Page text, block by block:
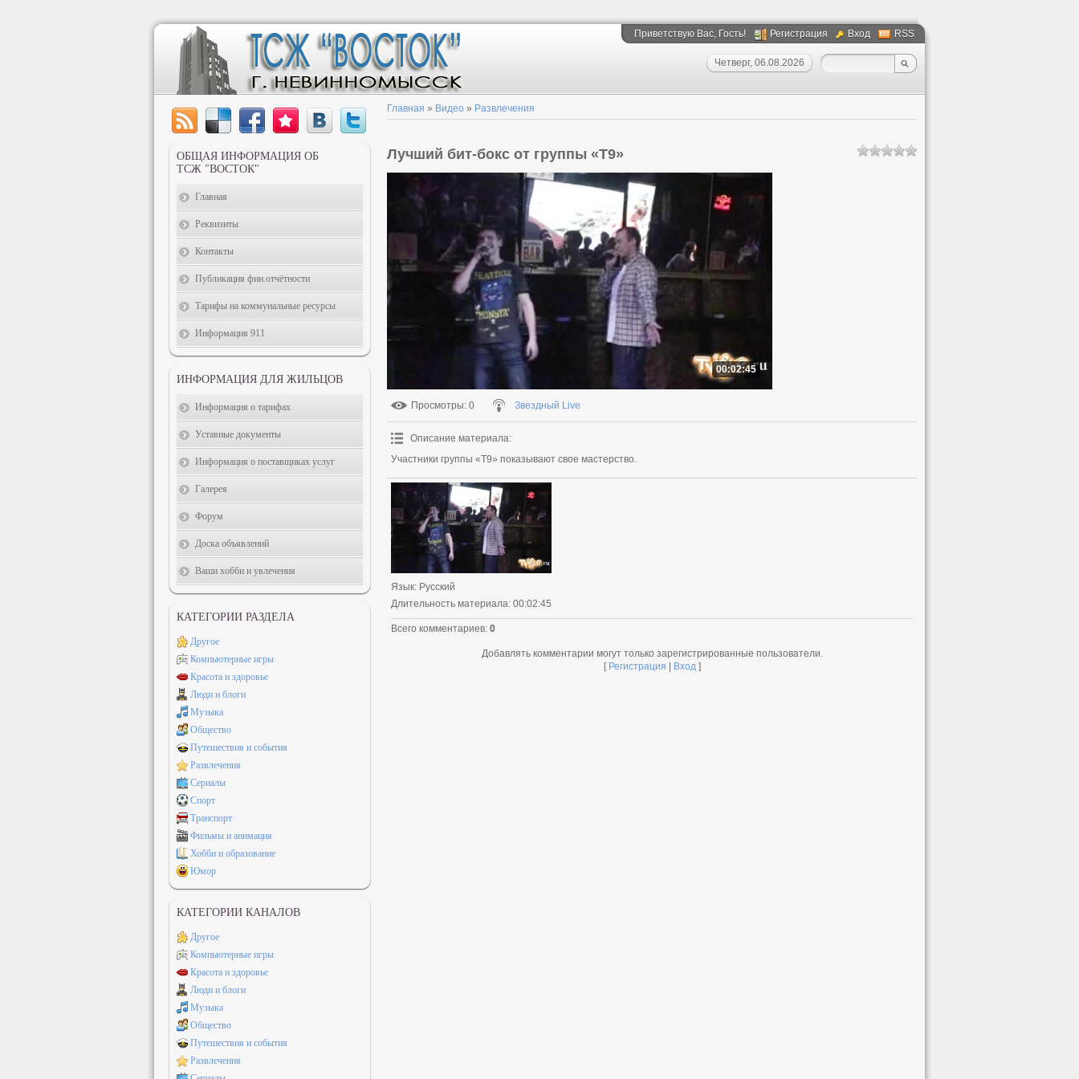
Приветствую Вас, Гость! Регистрация Вход RSS
Четверг, 06.08.2026
Главная » Видео » Развлечения
Лучший бит-бокс от группы «Т9»
00:02:45
Просмотры: 0 Звездный Live
Описание материала:
Участники группы «Т9» показывают свое мастерство.
Язык: Русский
Длительность материала: 00:02:45
Всего комментариев: 0
Добавлять комментарии могут только зарегистрированные пользователи.
[ Регистрация | Вход ]
ОБЩАЯ ИНФОРМАЦИЯ ОБ
ТСЖ "ВОСТОК"
Главная
Реквизиты
Контакты
Публикация фин.отчётности
Тарифы на коммунальные ресурсы
Информация 911
ИНФОРМАЦИЯ ДЛЯ ЖИЛЬЦОВ
Информация о тарифах
Уставные документы
Информация о поставщиках услуг
Галерея
Форум
Доска объявлений
Ваши хобби и увлечения
КАТЕГОРИИ РАЗДЕЛА
Другое
Компьютерные игры
Красота и здоровье
Люди и блоги
Музыка
Общество
Путешествия и события
Развлечения
Сериалы
Спорт
Транспорт
Фильмы и анимация
Хобби и образование
Юмор
КАТЕГОРИИ КАНАЛОВ
Другое
Компьютерные игры
Красота и здоровье
Люди и блоги
Музыка
Общество
Путешествия и события
Развлечения